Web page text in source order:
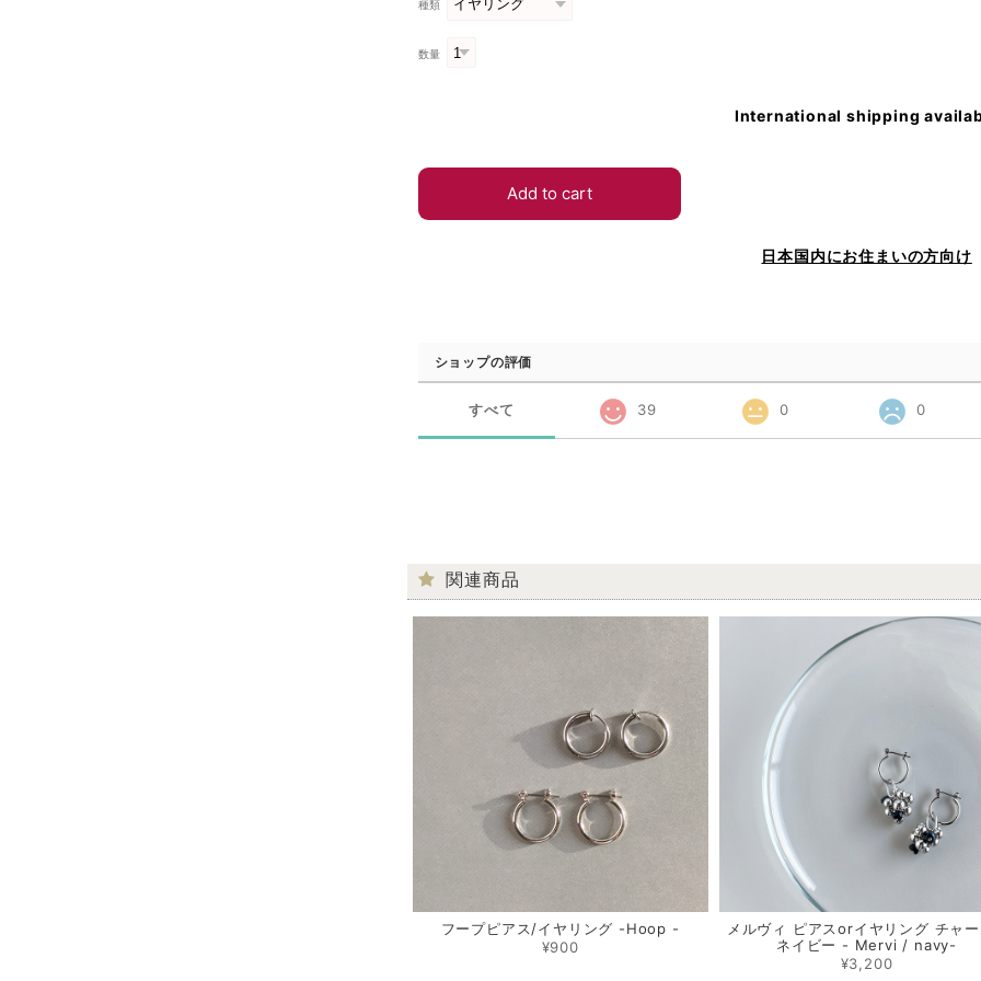
種類
数量
International shipping
Add to cart
日本国内にお住まいの方向け
ショップの評価
すべて 39 0 0
関連商品
フープピアス/イヤリング -Hoop -
¥900
メルヴィ ピアスorイヤリング チャ
ネイビー - Mervi / navy-
¥3,200